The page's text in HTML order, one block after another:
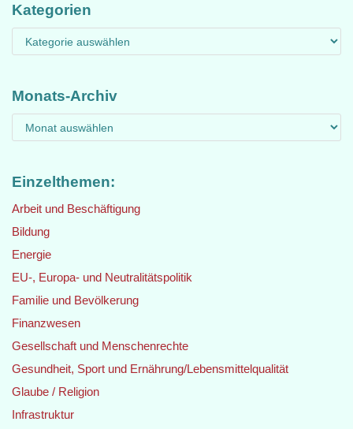
Kategorien
Monats-Archiv
Einzelthemen:
Arbeit und Beschäftigung
Bildung
Energie
EU-, Europa- und Neutralitätspolitik
Familie und Bevölkerung
Finanzwesen
Gesellschaft und Menschenrechte
Gesundheit, Sport und Ernährung/Lebensmittelqualität
Glaube / Religion
Infrastruktur